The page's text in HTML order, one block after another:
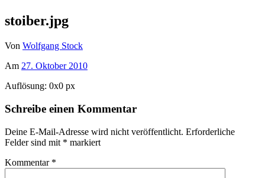
stoiber.jpg
Von Wolfgang Stock
Am 27. Oktober 2010
Auflösung: 0x0 px
Schreibe einen Kommentar
Deine E-Mail-Adresse wird nicht veröffentlicht. Erforderliche
Felder sind mit * markiert
Kommentar *